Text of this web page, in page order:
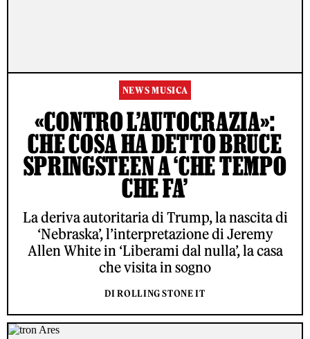
NEWS MUSICA
«CONTRO L’AUTOCRAZIA»:
CHE COSA HA DETTO BRUCE
SPRINGSTEEN A ‘CHE TEMPO
CHE FA’
La deriva autoritaria di Trump, la nascita di
‘Nebraska’, l’interpretazione di Jeremy
Allen White in ‘Liberami dal nulla’, la casa
che visita in sogno
DI ROLLING STONE IT